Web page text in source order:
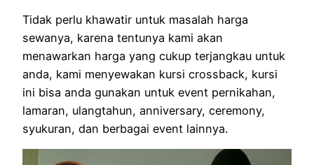
Tidak perlu khawatir untuk masalah harga
sewanya, karena tentunya kami akan
menawarkan harga yang cukup terjangkau untuk
anda, kami menyewakan kursi crossback, kursi
ini bisa anda gunakan untuk event pernikahan,
lamaran, ulangtahun, anniversary, ceremony,
syukuran, dan berbagai event lainnya.